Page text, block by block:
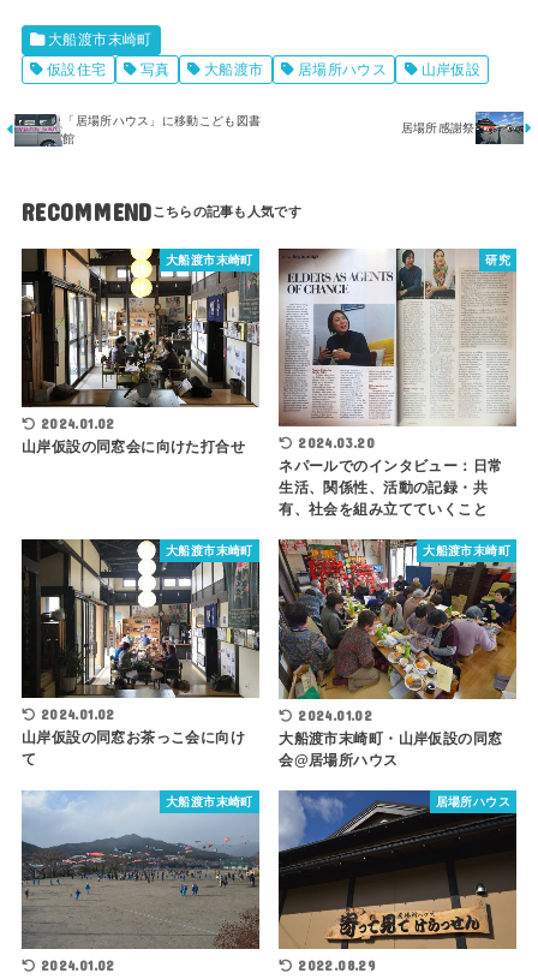
大船渡市末崎町
仮設住宅
写真 大船渡市 居場所ハウス 山岸仮設
「居場所ハウス」に移動こども図書
館
居場所感謝祭
RECOMMEND
大船渡市末崎町
2024.01.02
山岸仮設の同窓会に向けた打合せ
研究
2024.03.20
ネパールでのインタビュー：日常
生活、関係性、活動の記録・共
有、社会を組み立てていくこと
大船渡市末崎町
2024.01.02
山岸仮設の同窓お茶っこ会に向け
て
大船渡市末崎町
2024.01.02
大船渡市末崎町・山岸仮設の同窓
会@居場所ハウス
大船渡市末崎町
2024.01.02
居場所ハウス
2022.08.29